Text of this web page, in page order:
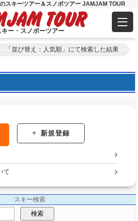
スキーツアー＆スノボツアー JAMJAM TOUR
キー・スノボーツアー
「並び替え：人気順」にて検索した結果
新規登録
て
スキー検索
検索